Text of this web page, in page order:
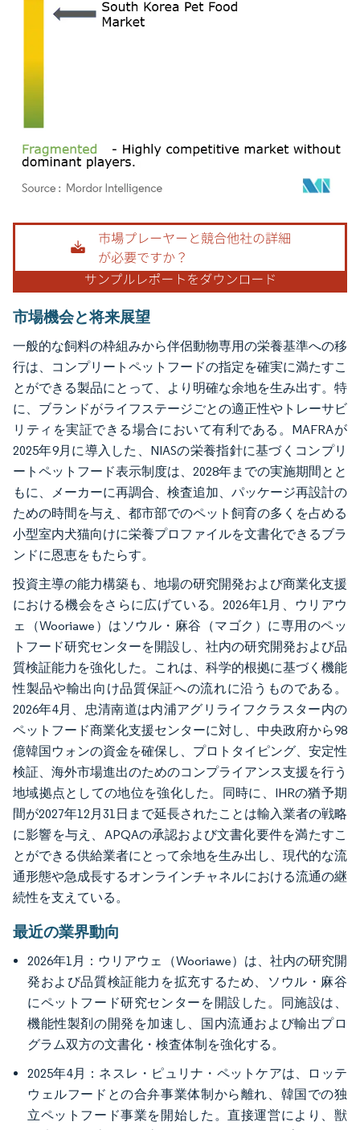
画像 © Mordor Intelligence。再利用にはCC BY 4.0の表示が必要です。
市場機会と将来展望
一般的な飼料の枠組みから伴侶動物専用の栄養基準への移
行は、コンプリートペットフードの指定を確実に満たすこ
とができる製品にとって、より明確な余地を生み出す。特
に、ブランドがライフステージごとの適正性やトレーサビ
リティを実証できる場合において有利である。MAFRAが
2025年9月に導入した、NIASの栄養指針に基づくコンプリ
ートペットフード表示制度は、2028年までの実施期間とと
もに、メーカーに再調合、検査追加、パッケージ再設計の
ための時間を与え、都市部でのペット飼育の多くを占める
小型室内犬猫向けに栄養プロファイルを文書化できるブラ
ンドに恩恵をもたらす。
投資主導の能力構築も、地場の研究開発および商業化支援
における機会をさらに広げている。2026年1月、ウリアウ
ェ（Wooriawe）はソウル・麻谷（マゴク）に専用のペッ
トフード研究センターを開設し、社内の研究開発および品
質検証能力を強化した。これは、科学的根拠に基づく機能
性製品や輸出向け品質保証への流れに沿うものである。
2026年4月、忠清南道は内浦アグリライフクラスター内の
ペットフード商業化支援センターに対し、中央政府から98
億韓国ウォンの資金を確保し、プロトタイピング、安定性
検証、海外市場進出のためのコンプライアンス支援を行う
地域拠点としての地位を強化した。同時に、IHRの猶予期
間が2027年12月31日まで延長されたことは輸入業者の戦略
に影響を与え、APQAの承認および文書化要件を満たすこ
とができる供給業者にとって余地を生み出し、現代的な流
通形態や急成長するオンラインチャネルにおける流通の継
続性を支えている。
最近の業界動向
2026年1月：ウリアウェ（Wooriawe）は、社内の研究開
発および品質検証能力を拡充するため、ソウル・麻谷
にペットフード研究センターを開設した。同施設は、
機能性製剤の開発を加速し、国内流通および輸出プロ
グラム双方の文書化・検査体制を強化する。
2025年4月：ネスレ・ピュリナ・ペットケアは、ロッテ
ウェルフードとの合弁事業体制から離れ、韓国での独
立ペットフード事業を開始した。直接運営により、獣